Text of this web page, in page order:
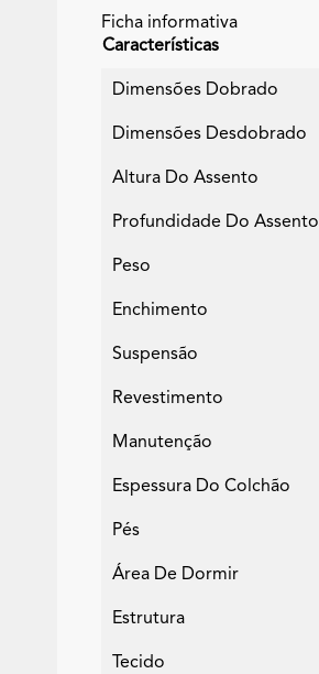
Ficha informativa
Características
Dimensões Dobrado
Dimensões Desdobrado
Altura Do Assento
Profundidade Do Assento
Peso
Enchimento
Suspensão
Revestimento
Manutenção
Espessura Do Colchão
Pés
Área De Dormir
Estrutura
Tecido